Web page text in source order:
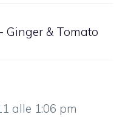
Ginger & Tomato
alle 1:06 pm